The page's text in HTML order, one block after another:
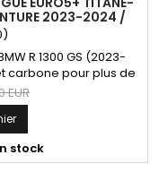
2023-2024 /
R 1300 GS (2023-
carbone pour plus de
premium. Totalement
BMW.
EUR
stock